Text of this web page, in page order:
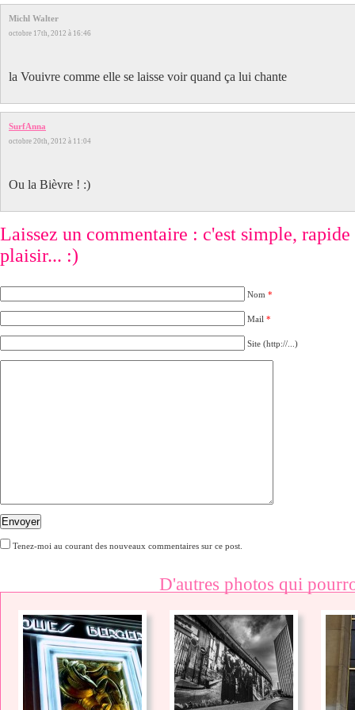
Michl Walter
octobre 17th, 2012 à 16:46
la Vouivre comme elle se laisse voir quand ça lui chante
SurfAnna
octobre 20th, 2012 à 11:04
Ou la Bièvre ! :)
Laissez un commentaire : c'est simple,
plaisir... :)
Nom *
Mail *
Site (http://...)
Envoyer
Tenez-moi au courant des nouveaux commentaires sur ce post.
D'autres photos qui